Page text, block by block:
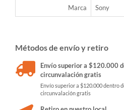
Marca Sony
Métodos de envío y retiro
Envío superior a $120.000
circunvalación gratis
Envío superior a $120.000 dentro
circunvalación gratis